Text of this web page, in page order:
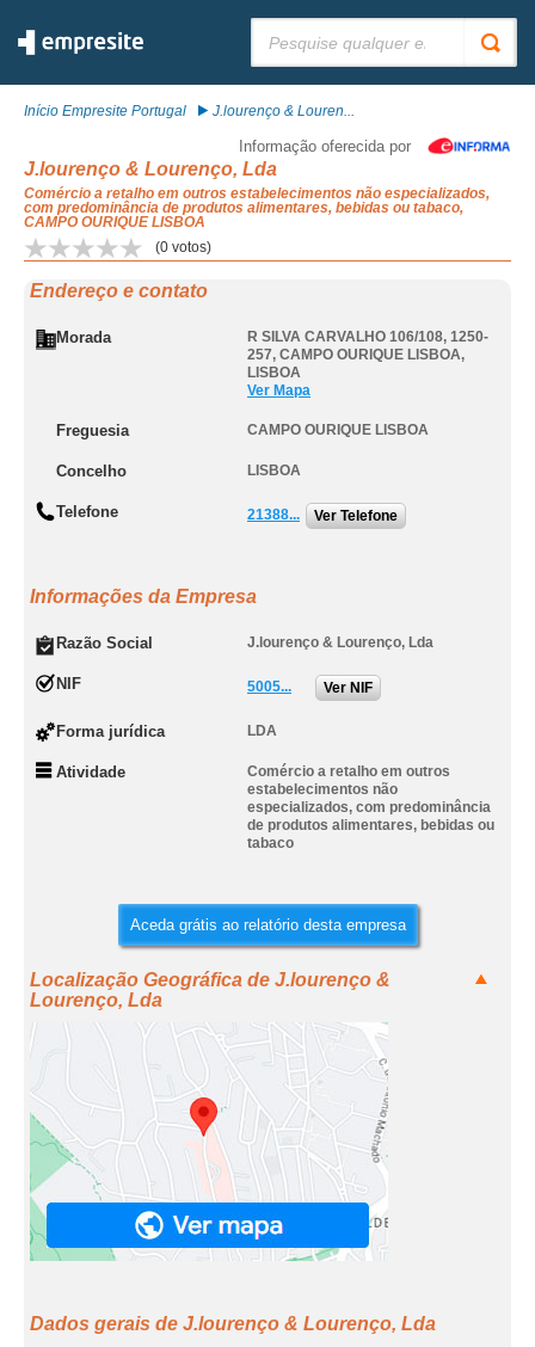
Início Empresite Portugal J.lourenço & Louren...
Informação oferecida por
J.lourenço & Lourenço, Lda
Comércio a retalho em outros estabelecimentos não especializados,
com predominância de produtos alimentares, bebidas ou tabaco,
CAMPO OURIQUE LISBOA
(0 votos)
Endereço e contato
Morada
R SILVA CARVALHO 106/108, 1250-
257, CAMPO OURIQUE LISBOA,
LISBOA
Ver Mapa
Freguesia CAMPO OURIQUE LISBOA
Concelho LISBOA
Telefone 21388... Ver Telefone
Informações da Empresa
Razão Social J.lourenço & Lourenço, Lda
NIF 5005... Ver NIF
Forma jurídica LDA
Atividade
Comércio a retalho em outros
estabelecimentos não
especializados, com predominância
de produtos alimentares, bebidas ou
tabaco
Aceda grátis ao relatório desta empresa
Localização Geográfica de J.lourenço &
Lourenço, Lda
Dados gerais de J.lourenço & Lourenço, Lda